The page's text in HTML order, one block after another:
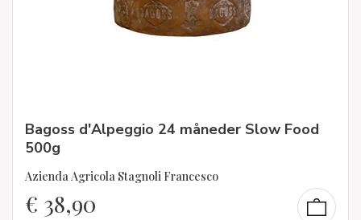
Bagoss d'Alpeggio 24 måneder Slow Food
500g
Azienda Agricola Stagnoli Francesco
€ 38,90